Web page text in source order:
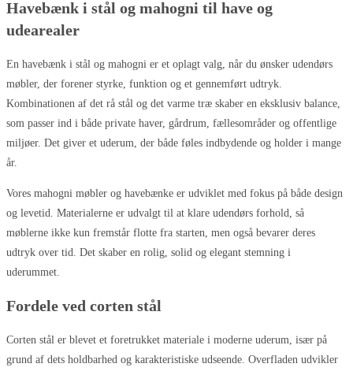
Havebænk i stål og mahogni til have og
udearealer
En havebænk i stål og mahogni er et oplagt valg, når du ønsker udendørs
møbler, der forener styrke, funktion og et gennemført udtryk.
Kombinationen af det rå stål og det varme træ skaber en eksklusiv balance,
som passer ind i både private haver, gårdrum, fællesområder og offentlige
miljøer. Det giver et uderum, der både føles indbydende og holder i mange
år.
Vores mahogni møbler og havebænke er udviklet med fokus på både design
og levetid. Materialerne er udvalgt til at klare udendørs forhold, så
møblerne ikke kun fremstår flotte fra starten, men også bevarer deres
udtryk over tid. Det skaber en rolig, solid og elegant stemning i
uderummet.
Fordele ved corten stål
Corten stål er blevet et foretrukket materiale i moderne uderum, især på
grund af dets holdbarhed og karakteristiske udseende. Overfladen udvikler